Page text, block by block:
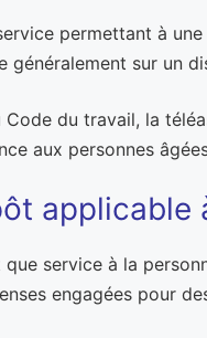
permettant à
généralement sur un
Code du travail, la
aux personnes
que service à la
engagées pour